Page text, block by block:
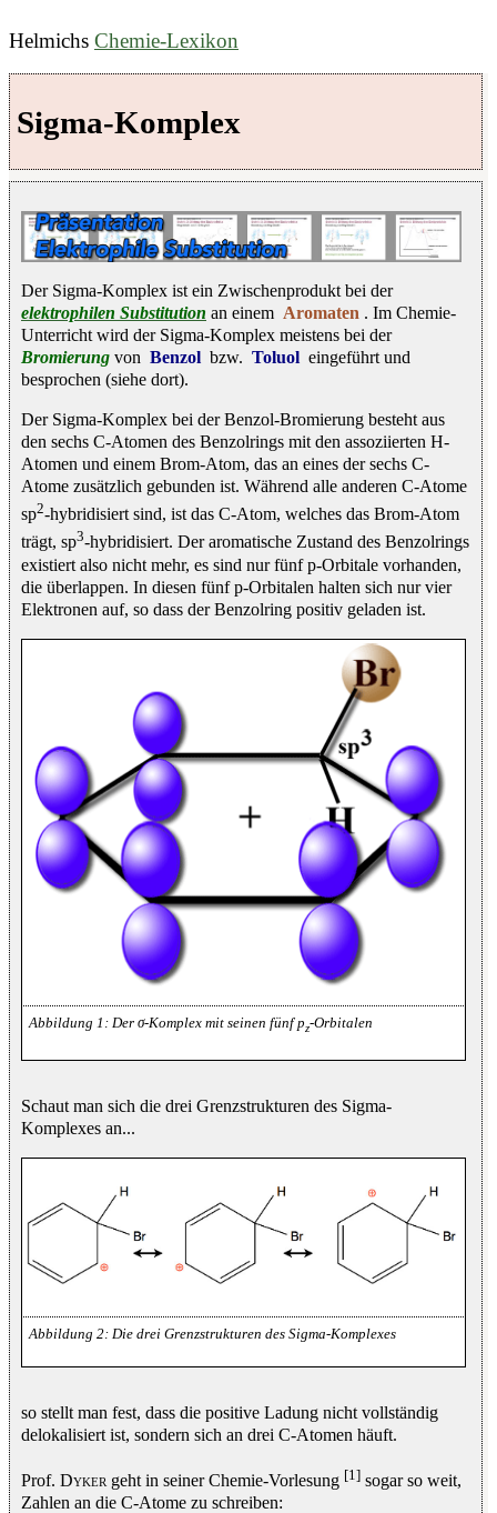
Helmichs Chemie-Lexikon
Sigma-Komplex
Der Sigma-Komplex ist ein Zwischenprodukt bei der
elektrophilen Substitution an einem Aromaten . Im Chemie-
Unterricht wird der Sigma-Komplex meistens bei der
Bromierung von Benzol bzw. Toluol eingeführt und
besprochen (siehe dort).
Der Sigma-Komplex bei der Benzol-Bromierung besteht aus
den sechs C-Atomen des Benzolrings mit den assoziierten H-
Atomen und einem Brom-Atom, das an eines der sechs C-
Atome zusätzlich gebunden ist. Während alle anderen C-Atome
sp2-hybridisiert sind, ist das C-Atom, welches das Brom-Atom
trägt, sp3-hybridisiert. Der aromatische Zustand des Benzolrings
existiert also nicht mehr, es sind nur fünf p-Orbitale vorhanden,
die überlappen. In diesen fünf p-Orbitalen halten sich nur vier
Elektronen auf, so dass der Benzolring positiv geladen ist.
Der σ-Komplex mit seinen fünf pz-Orbitalen
Schaut man sich die drei Grenzstrukturen des Sigma-
Komplexes an...
Die drei Grenzstrukturen des Sigma-Komplexes
so stellt man fest, dass die positive Ladung nicht vollständig
delokalisiert ist, sondern sich an drei C-Atomen häuft.
Prof. Dyker geht in seiner Chemie-Vorlesung [1] sogar so weit,
Zahlen an die C-Atome zu schreiben: